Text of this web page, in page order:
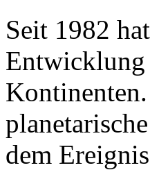
Seit 1982
Entwicklung
dem